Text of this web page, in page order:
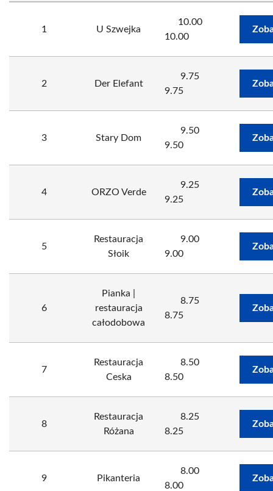
1 U Szwejka
10.00
10.00
2 Der Elefant
9.75
9.75
3 Stary Dom
9.50
9.50
4 ORZO Verde
9.25
9.25
5
Restauracja
Słoik
9.00
9.00
6
Pianka |
restauracja
całodobowa
8.75
8.75
7
Restauracja
Ceska
8.50
8.50
8
Restauracja
Różana
8.25
8.25
9 Pikanteria
8.00
8.00